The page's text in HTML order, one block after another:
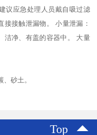
议应急处理人员戴自吸过滤
接触泄漏物。 小量泄漏：
洁净、有盖的容器中。 大量
砂土。
Top